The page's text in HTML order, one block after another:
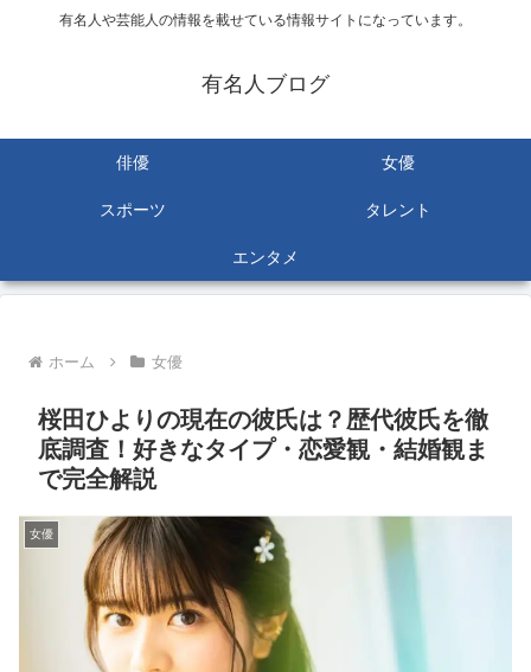
有名人や芸能人の情報を載せている情報サイトになっています。
有名人ブログ
俳優 女優
スポーツ タレント
エンタメ
ホーム 女優
桜田ひよりの現在の彼氏は？歴代彼氏を徹
底調査！好きなタイプ・恋愛観・結婚観ま
で完全解説
女優